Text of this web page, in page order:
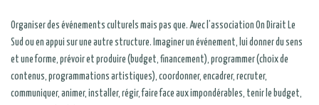
Organiser des événements culturels mais pas que. Avec l’association On Dirait Le
Sud ou en appui sur une autre structure. Imaginer un événement, lui donner du sens
et une forme, prévoir et produire (budget, financement), programmer (choix de
contenus, programmations artistiques), coordonner, encadrer, recruter,
communiquer, animer, installer, régir, faire face aux impondérables, tenir le budget,